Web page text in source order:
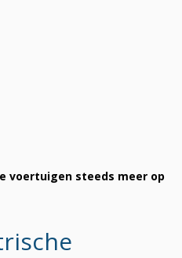
voertuigen steeds meer op